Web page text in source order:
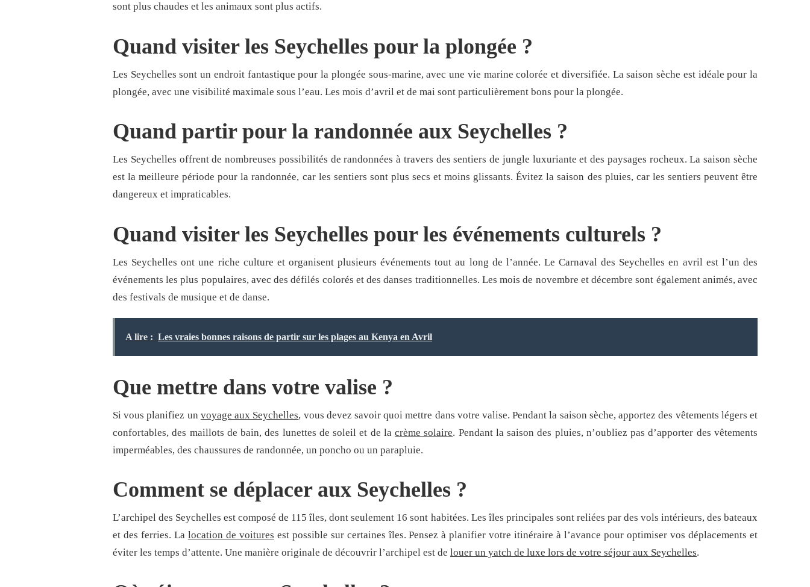
sont plus chaudes et les animaux sont plus actifs.
Quand visiter les Seychelles pour la plongée ?
Les Seychelles sont un endroit fantastique pour la plongée sous-marine, avec une vie marine colorée et diversifiée. La saison sèche est idéale pour la
plongée, avec une visibilité maximale sous l’eau. Les mois d’avril et de mai sont particulièrement bons pour la plongée.
Quand partir pour la randonnée aux Seychelles ?
Les Seychelles offrent de nombreuses possibilités de randonnées à travers des sentiers de jungle luxuriante et des paysages rocheux. La saison sèche
est la meilleure période pour la randonnée, car les sentiers sont plus secs et moins glissants. Évitez la saison des pluies, car les sentiers peuvent être
dangereux et impraticables.
Quand visiter les Seychelles pour les événements culturels ?
Les Seychelles ont une riche culture et organisent plusieurs événements tout au long de l’année. Le Carnaval des Seychelles en avril est l’un des
événements les plus populaires, avec des défilés colorés et des danses traditionnelles. Les mois de novembre et décembre sont également animés, avec
des festivals de musique et de danse.
A lire : Les vraies bonnes raisons de partir sur les plages au Kenya en Avril
Que mettre dans votre valise ?
Si vous planifiez un voyage aux Seychelles, vous devez savoir quoi mettre dans votre valise. Pendant la saison sèche, apportez des vêtements légers et
confortables, des maillots de bain, des lunettes de soleil et de lacrème solaire. Pendant la saison des pluies, n’oubliez pas d’apporter des vêtements
imperméables, des chaussures de randonnée, un poncho ou un parapluie.
Comment se déplacer aux Seychelles ?
L’archipel des Seychelles est composé de 115 îles, dont seulement 16 sont habitées. Les îles principales sont reliées par des vols intérieurs, des bateaux
et des ferries. La location de voitures est possible sur certaines îles. Pensez à planifier votre itinéraire à l’avance pour optimiser vos déplacements et
éviter les temps d’attente. Une manière originale de découvrir l’archipel est de louer un yatch de luxe lors de votre séjour aux Seychelles.